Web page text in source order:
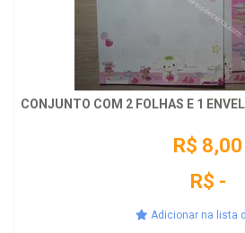
CONJUNTO COM 2 FOLHAS E 1
R$ 8,00
R$ -
Adicionar na lista